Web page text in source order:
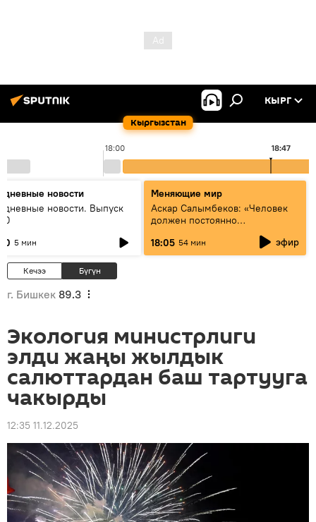
Кыргызстан
КЫРГ
18:00 18:47
новости
новости. Выпуск
5 мин
Меняющие мир
Аскар Салымбеков: «Человек
должен постоянно
18:05 54 мин эфир
Кечээ Бүгүн
г. Бишкек 89.3
Экология министрлиги
элди жаңы жылдык
салюттардан баш тартууга
чакырды
12:35 11.12.2025